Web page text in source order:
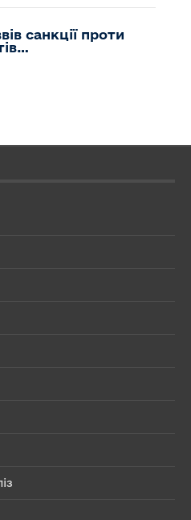
санкції проти